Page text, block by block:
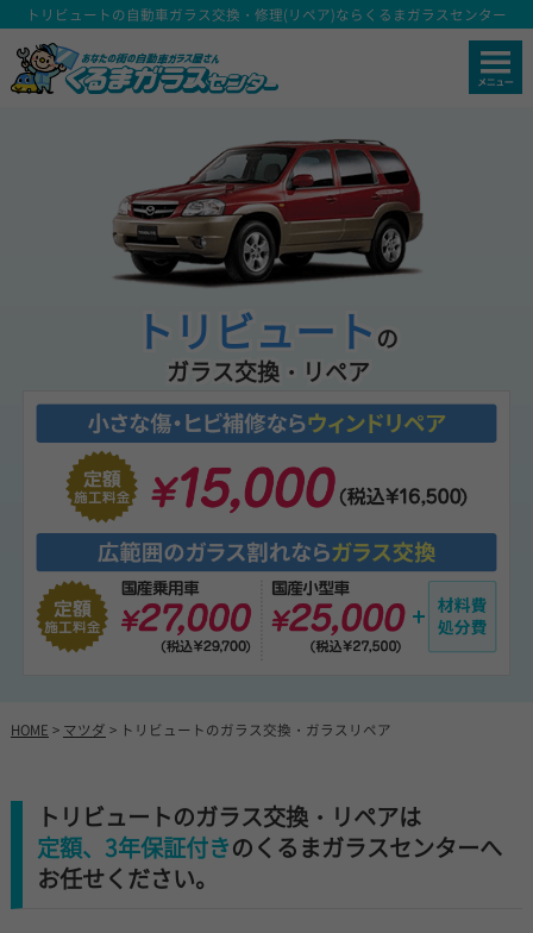
トリビュートの自動車ガラス交換・修理(リペア)ならくるまガラスセンター
トリビュート の
ガラス交換・リペア
HOME > マツダ > トリビュートのガラス交換・ガラスリペア
トリビュートのガラス交換・リペアは
定額、3年保証付きのくるまガラスセンターへ
お任せください。